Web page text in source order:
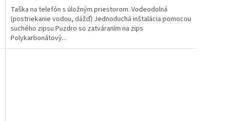
Taška na telefón s úložným priestorom. Vodeodolná
(postriekanie vodou, dážď) Jednoduchá inštalácia pomocou
suchého zipsu Puzdro so zatváraním na zips
Polykarbonátový...